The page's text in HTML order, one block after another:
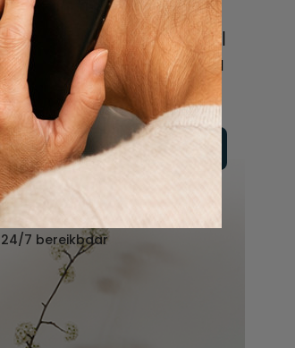
Beschrijf uw wensen
online of bel ons geheel
vrijblijvend voor hulp na
een overlijden.
Vul hier uw wensen in
Of bel ons:
088 - 848 82 27
24/7 bereikbaar